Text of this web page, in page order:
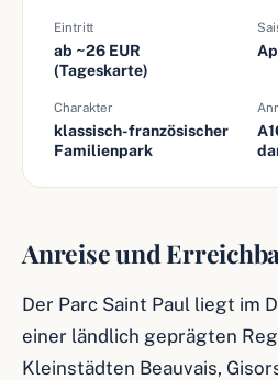
Eintritt
ab ~26 EUR
(Tageskarte)
Charakter
klassisch-französischer
Familienpark
Anreise und
Der Parc Saint Paul liegt im
einer ländlich geprägten
Kleinstädten Beauvais,